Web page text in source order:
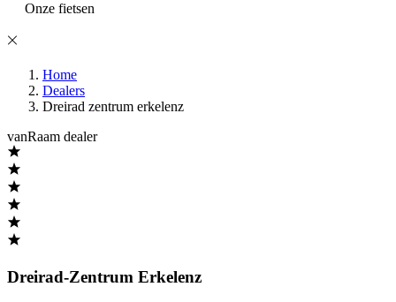
Onze fietsen
Home
Dealers
Dreirad zentrum erkelenz
vanRaam dealer
Dreirad-Zentrum Erkelenz